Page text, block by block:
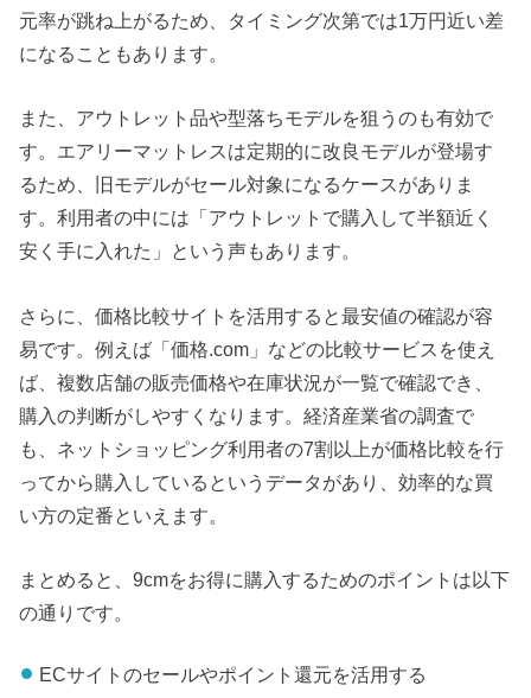
元率が跳ね上がるため、タイミング次第では1万円近い差
になることもあります。
また、アウトレット品や型落ちモデルを狙うのも有効で
す。エアリーマットレスは定期的に改良モデルが登場す
るため、旧モデルがセール対象になるケースがありま
す。利用者の中には「アウトレットで購入して半額近く
安く手に入れた」という声もあります。
さらに、価格比較サイトを活用すると最安値の確認が容
易です。例えば「価格.com」などの比較サービスを使え
ば、複数店舗の販売価格や在庫状況が一覧で確認でき、
購入の判断がしやすくなります。経済産業省の調査で
も、ネットショッピング利用者の7割以上が価格比較を行
ってから購入しているというデータがあり、効率的な買
い方の定番といえます。
まとめると、9cmをお得に購入するためのポイントは以下
の通りです。
ECサイトのセールやポイント還元を活用する